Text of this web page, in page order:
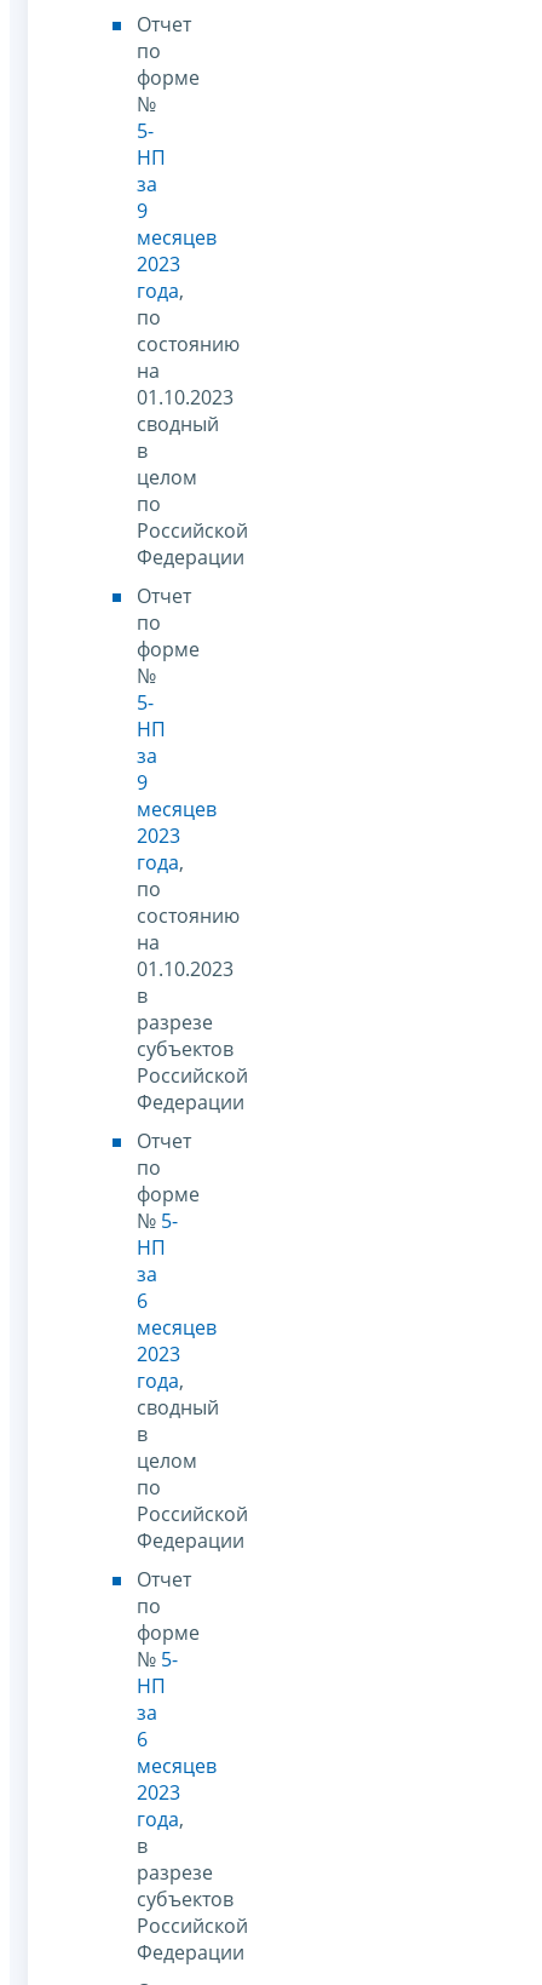
Отчет
по
форме
№
5-
НП
за
9
месяцев
2023
года,
по
состоянию
на
01.10.2023
сводный
в
целом
по
Российской
Федерации
Отчет
по
форме
№
5-
НП
за
9
месяцев
2023
года,
по
состоянию
на
01.10.2023
в
разрезе
субъектов
Российской
Федерации
Отчет
по
форме
№ 5-
НП
за
6
месяцев
2023
года,
сводный
в
целом
по
Российской
Федерации
Отчет
по
форме
№ 5-
НП
за
6
месяцев
2023
года,
в
разрезе
субъектов
Российской
Федерации